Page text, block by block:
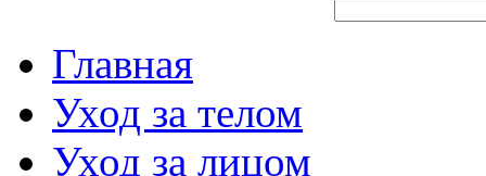
Главная
Уход за телом
Уход за лицом